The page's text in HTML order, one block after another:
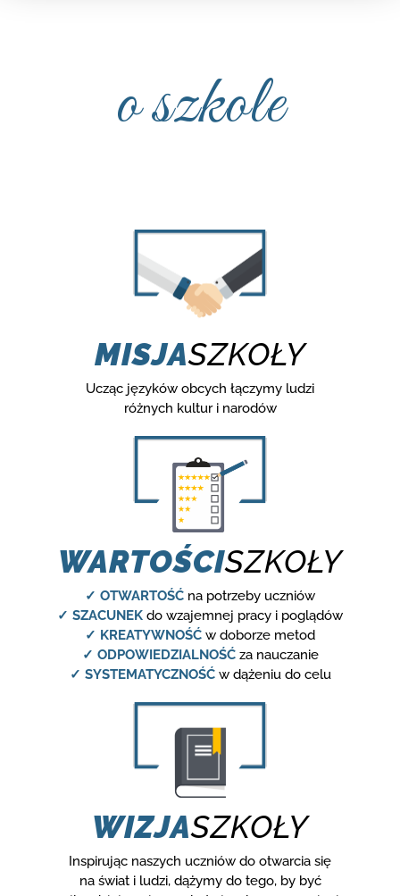
o szkole
MISJASZKOŁY
Ucząc języków obcych łączymy ludzi
różnych kultur i narodów
WARTOŚCISZKOŁY
✓ OTWARTOŚĆ na potrzeby uczniów
✓ SZACUNEK do wzajemnej pracy i poglądów
✓ KREATYWNOŚĆ w doborze metod
✓ ODPOWIEDZIALNOŚĆza nauczanie
✓ SYSTEMATYCZNOŚĆw dążeniu do celu
WIZJASZKOŁY
Inspirując naszych uczniów do otwarcia się
na świat i ludzi, dążymy do tego, by być